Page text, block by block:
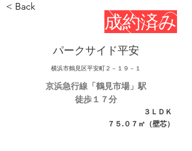
成約済み
パークサイド平安
横浜市鶴見区平安町２－１９－１
京浜急行線「鶴見市場」駅
徒歩１７分
３ＬＤＫ
７５.０７㎡（壁芯）
< Back